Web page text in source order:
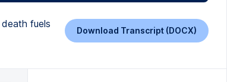
fuels
Download Transcript (DOCX)